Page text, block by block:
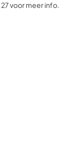
voor meer info.